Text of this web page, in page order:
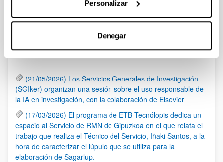
Personalizar
Denegar
RSS
(21/05/2026) Los Servicios Generales de Investigación
(SGIker) organizan una sesión sobre el uso responsable de
la IA en investigación, con la colaboración de Elsevier
(17/03/2026) El programa de ETB Tecnólopis dedica un
espacio al Servicio de RMN de Gipuzkoa en el que relata el
trabajo que realiza el Técnico del Servicio, Iñaki Santos, a la
hora de caracterizar el lúpulo que se utiliza para la
elaboración de Sagarlup.